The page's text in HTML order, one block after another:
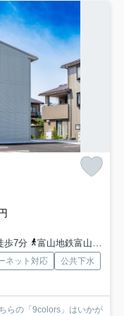
歩7分
富山地鉄富山港線「龍谷富山高校前永楽町」駅 徒歩12分
ネット対応
公共下水
らの「9colors」はいかが